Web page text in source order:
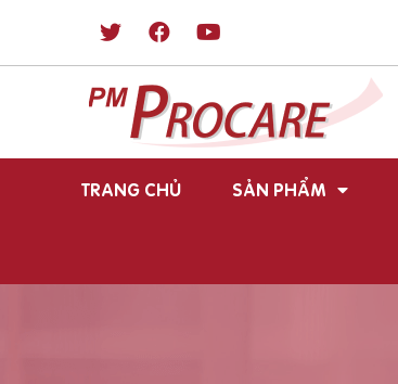
TRANG CHỦ SẢN PHẨM